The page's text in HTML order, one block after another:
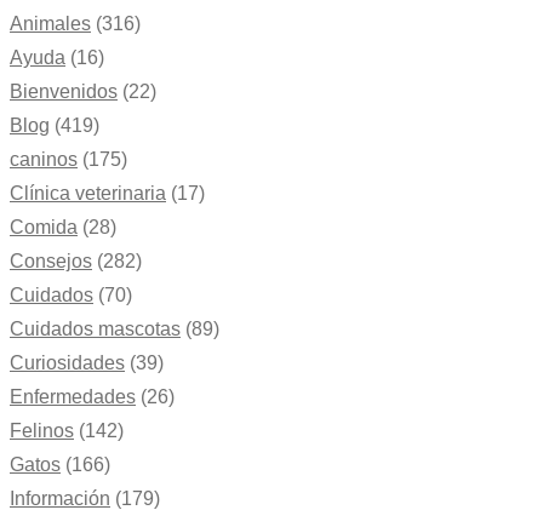
Animales (316)
Ayuda (16)
Bienvenidos (22)
Blog (419)
caninos (175)
Clínica veterinaria (17)
Comida (28)
Consejos (282)
Cuidados (70)
Cuidados mascotas (89)
Curiosidades (39)
Enfermedades (26)
Felinos (142)
Gatos (166)
Información (179)